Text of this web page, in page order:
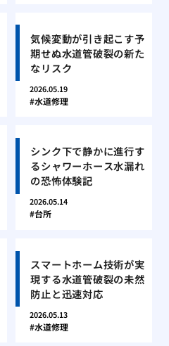
気候変動が引き起こす予
期せぬ水道管破裂の新た
なリスク
2026.05.19
水道修理
シンク下で静かに進行す
るシャワーホース水漏れ
の恐怖体験記
2026.05.14
台所
スマートホーム技術が実
現する水道管破裂の未然
防止と迅速対応
2026.05.13
水道修理